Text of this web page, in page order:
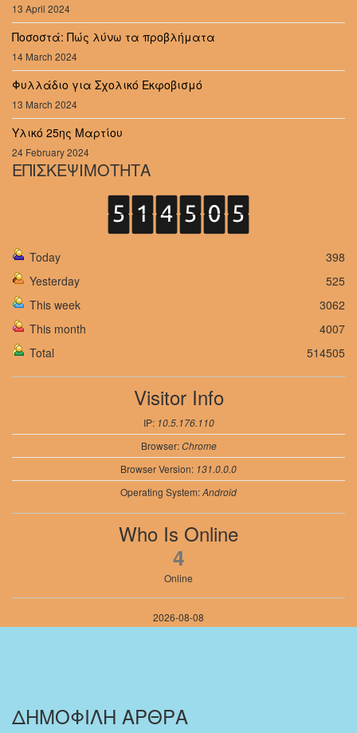
13 April 2024
Ποσοστά: Πώς λύνω τα προβλήματα
14 March 2024
Φυλλάδιο για Σχολικό Εκφοβισμό
13 March 2024
Υλικό 25ης Μαρτίου
24 February 2024
ΕΠΙΣΚΕΨΙΜΟΤΗΤΑ
Today
398
Yesterday
525
This week
3062
This month
4007
Total
514505
Visitor Info
IP: 10.5.176.110
Browser:Chrome
Browser Version: 131.0.0.0
Operating System:Android
Who Is Online
4
Online
2026-08-08
ΔΗΜΟΦΙΛΗ ΑΡΘΡΑ